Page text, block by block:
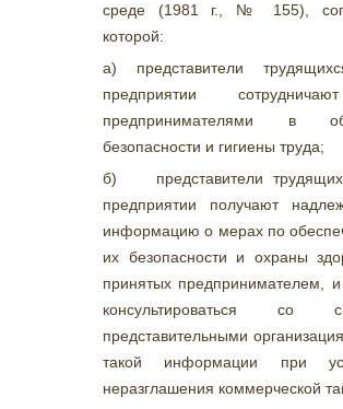
среде (1981 г., № 155),
которой:
а) представители
предприятии
предпринимателями в
безопасности и гигиены труда;
б) представители
предприятии получают
информацию о мерах по
их безопасности и охраны
принятых предпринимателем, и
консультироваться со
представительными
такой информации при
неразглашения коммерческой